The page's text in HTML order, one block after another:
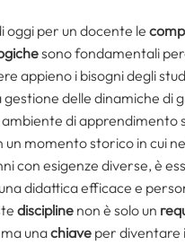
oggi per un docente le
sono fondamentali
appieno i bisogni degli
gestione delle dinamiche di
ambiente di apprendimento
momento storico in cui
con esigenze diverse, è
didattica efficace e
discipline non è solo un
unachiave per diventare